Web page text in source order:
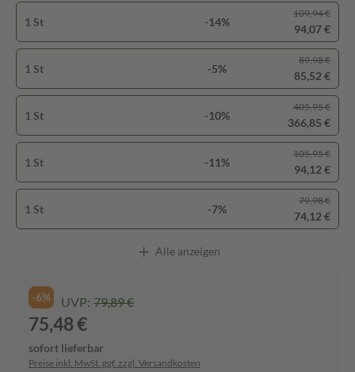
1 St -14%
109,94 €
94,07 €
1 St -5%
89,98 €
85,52 €
1 St -10%
405,95 €
366,85 €
1 St -11%
105,95 €
94,12 €
1 St -7%
79,98 €
74,12 €
Alle anzeigen
-6% UVP: 79,89 €
75,48 €
sofort lieferbar
Preise inkl. MwSt. ggf. zzgl. Versandkosten